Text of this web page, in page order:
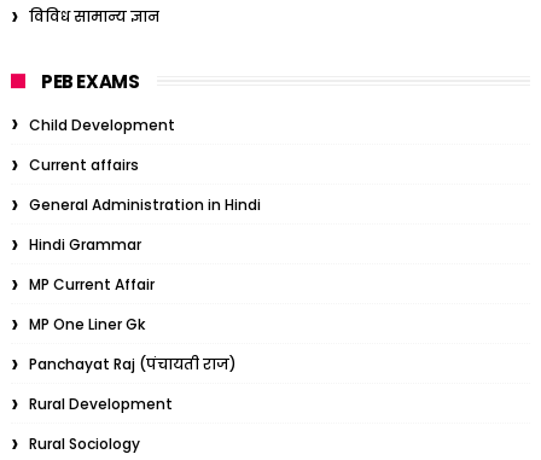
विविध सामान्य ज्ञान
PEB EXAMS
Child Development
Current affairs
General Administration in Hindi
Hindi Grammar
MP Current Affair
MP One Liner Gk
Panchayat Raj (पंचायती राज)
Rural Development
Rural Sociology